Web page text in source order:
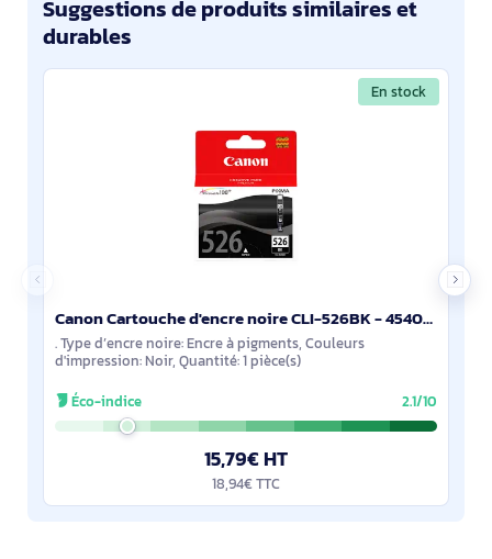
Suggestions de produits similaires et
durables
En stock
Canon Cartouche d'encre noire CLI-526BK - 4540B001
. Type d’encre noire: Encre à pigments, Couleurs
d'impression: Noir, Quantité: 1 pièce(s)
Éco-indice
2.1/10
15,79€ HT
18,94€ TTC